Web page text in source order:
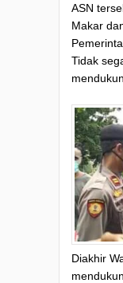
ASN
Makar
Tidak
Diakhir